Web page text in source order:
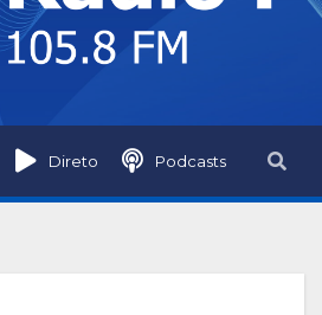
Direto Podcasts